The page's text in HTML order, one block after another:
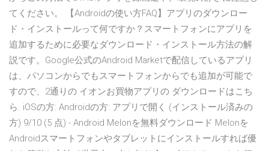
てください。 【Androidの使い方FAQ】アプリのダウンロー
ド・インストールって何ですか？スマートフォンにアプリを
追加するために必要なダウンロード・インストール方法の解
説です。Google公式のAndroid Marketで配信しているアプリ
は、パソコンからでもスマートフォンからでも追加が可能で
すので、2通りの イオンお買物アプリの ダウンロードはこち
ら. iOSの方: Androidの方: アプリで開く (インストール済みの
方) 9/10 (5 点) - Android Melonを無料ダウンロード Melonを
Androidスマートフォンやタブレットにインストールすれば優